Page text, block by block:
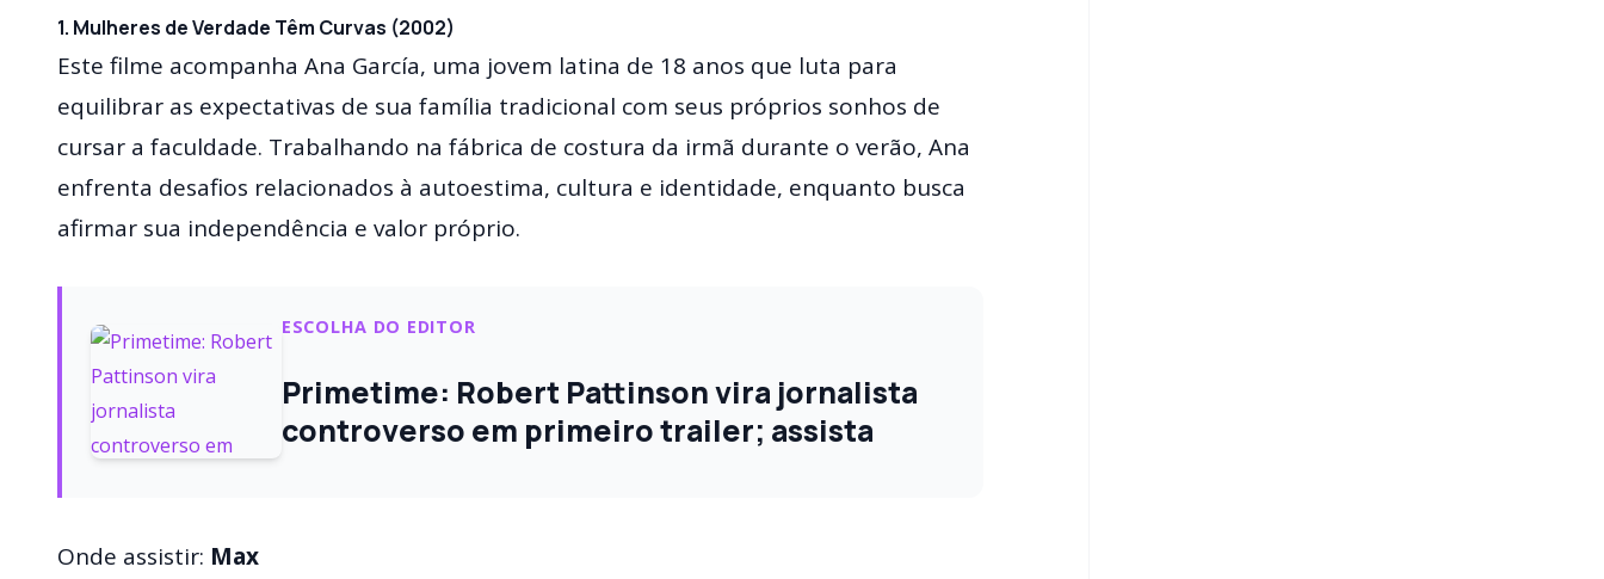
1. Mulheres de Verdade Têm Curvas (2002)
Este filme acompanha Ana García, uma jovem latina de 18 anos que luta para
equilibrar as expectativas de sua família tradicional com seus próprios sonhos de
cursar a faculdade. Trabalhando na fábrica de costura da irmã durante o verão, Ana
enfrenta desafios relacionados à autoestima, cultura e identidade, enquanto busca
afirmar sua independência e valor próprio.
ESCOLHA DO EDITOR
Primetime: Robert Pattinson vira jornalista
controverso em primeiro trailer; assista
Onde assistir: Max